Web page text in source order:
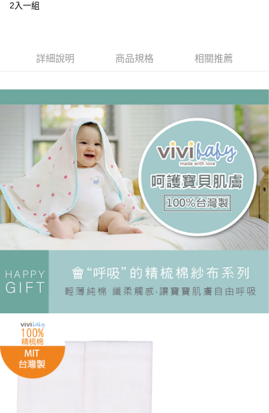
2入一組
詳細說明 商品規格 相關推薦